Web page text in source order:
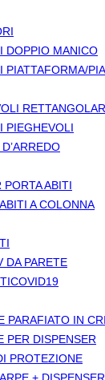
DOPPIO MANICO
PIATTAFORMA/
PIEGHEVOLI
PORTA ABITI
A COLONNA
DA PARETE
PARAFIATO IN
PER DISPENSER
PROTEZIONE